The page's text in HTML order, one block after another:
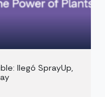
llegó SprayUp,